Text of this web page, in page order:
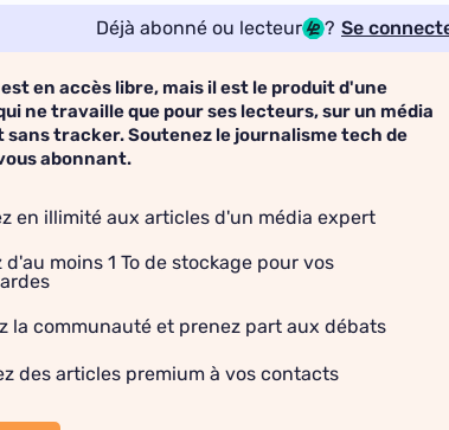
Déjà abonné ou lecteur ? Se
en accès libre, mais il est le produit d'une
ne travaille que pour ses lecteurs, sur un média
sans tracker. Soutenez le journalisme tech de
abonnant.
en illimité aux articles d'un média expert
d'au moins 1 To de stockage pour vos
la communauté et prenez part aux débats
des articles premium à vos contacts